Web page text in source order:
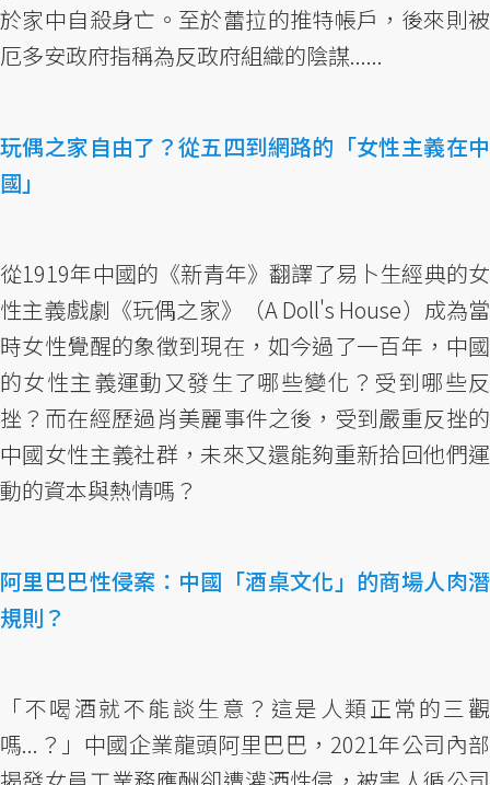
於家中自殺身亡。至於蕾拉的推特帳戶，後來則被
厄多安政府指稱為反政府組織的陰謀......
玩偶之家自由了？從五四到網路的「女性主義在中
國」
從1919年中國的《新青年》翻譯了易卜生經典的女
性主義戲劇《玩偶之家》（A Doll's House）成為當
時女性覺醒的象徵到現在，如今過了一百年，中國
的女性主義運動又發生了哪些變化？受到哪些反
挫？而在經歷過肖美麗事件之後，受到嚴重反挫的
中國女性主義社群，未來又還能夠重新拾回他們運
動的資本與熱情嗎？
阿里巴巴性侵案：中國「酒桌文化」的商場人肉潛
規則？
「不喝酒就不能談生意？這是人類正常的三觀
嗎...？」中國企業龍頭阿里巴巴，2021年公司內部